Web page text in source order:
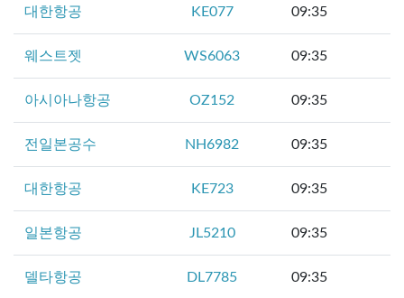
대한항공 KE077 09:35
웨스트젯 WS6063 09:35
아시아나항공 OZ152 09:35
전일본공수 NH6982 09:35
대한항공 KE723 09:35
일본항공 JL5210 09:35
델타항공 DL7785 09:35